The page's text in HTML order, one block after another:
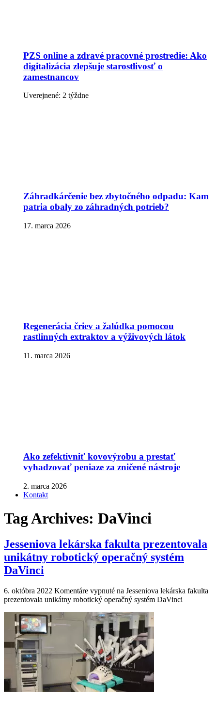
PZS online a zdravé pracovné prostredie: Ako
digitalizácia zlepšuje starostlivosť o
zamestnancov
Uverejnené: 2 týždne
Záhradkárčenie bez zbytočného odpadu: Kam
patria obaly zo záhradných potrieb?
17. marca 2026
Regenerácia čriev a žalúdka pomocou
rastlinných extraktov a výživových látok
11. marca 2026
Ako zefektívniť kovovýrobu a prestať
vyhadzovať peniaze za zničené nástroje
2. marca 2026
Kontakt
Tag Archives: DaVinci
Jesseniova lekárska fakulta prezentovala
unikátny robotický operačný systém
DaVinci
6. októbra 2022 Komentáre vypnuté na Jesseniova lekárska fakulta
prezentovala unikátny robotický operačný systém DaVinci